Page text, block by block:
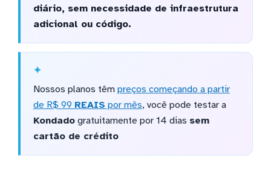
diário, sem necessidade de infraestrutura
adicional ou código.
Nossos planos têm preços começando a partir
de R$ 99 REAIS por mês, você pode testar a
Kondadogratuitamente por 14 dias sem
cartão de crédito